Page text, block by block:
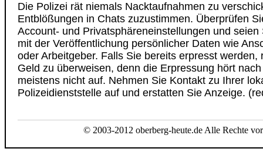
Die Polizei rät niemals Nacktaufnahmen zu
Entblößungen in Chats zuzustimmen. Überprüfen
Account- und Privatsphäreneinstellungen und seien
mit der Veröffentlichung persönlicher Daten wie
oder Arbeitgeber. Falls Sie bereits erpresst werden,
Geld zu überweisen, denn die Erpressung hört
meistens nicht auf. Nehmen Sie Kontakt zu Ihrer
Polizeidienststelle auf und erstatten Sie Anzeige.
© 2003-2012 oberberg-heute.de Alle Rechte